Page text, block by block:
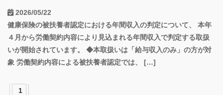
2026/05/22
健康保険の被扶養者認定における年間収入の判定について、 本年
４月から労働契約内容により見込まれる年間収入で判定する取扱
いが開始されています。 ◆本取扱いは「給与収入のみ」の方が対
象 労働契約内容による被扶養者認定では、 […]
1